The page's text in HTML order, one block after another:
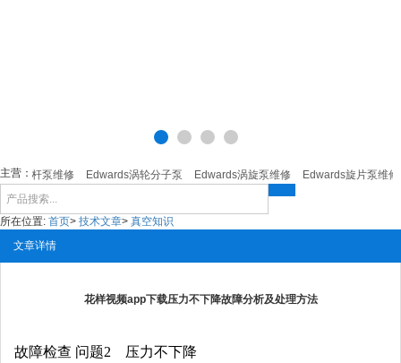
主营：螺杆泵维修 Edwards涡轮分子泵 Edwards涡旋泵维修 Edwards旋片泵维修
所在位置: 首页> 技术文章> 真空知识
文章详情
花样视频app下载压力不下降故障分析及处理方法
故障检查 问题2 压力不下降